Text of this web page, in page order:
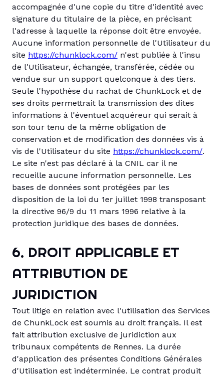
accompagnée d'une copie du titre d'identité avec
signature du titulaire de la pièce, en précisant
l'adresse à laquelle la réponse doit être envoyée.
Aucune information personnelle de l'Utilisateur du
site https://chunklock.com/ n'est publiée à l'insu
de l'Utilisateur, échangée, transférée, cédée ou
vendue sur un support quelconque à des tiers.
Seule l'hypothèse du rachat de ChunkLock et de
ses droits permettrait la transmission des dites
informations à l'éventuel acquéreur qui serait à
son tour tenu de la même obligation de
conservation et de modification des données vis à
vis de l'Utilisateur du site https://chunklock.com/.
Le site n'est pas déclaré à la CNIL car il ne
recueille aucune information personnelle. Les
bases de données sont protégées par les
disposition de la loi du 1er juillet 1998 transposant
la directive 96/9 du 11 mars 1996 relative à la
protection juridique des bases de données.
6. DROIT APPLICABLE ET
ATTRIBUTION DE
JURIDICTION
Tout litige en relation avec l'utilisation des Services
de ChunkLock est soumis au droit français. Il est
fait attribution exclusive de juridiction aux
tribunaux compétents de Rennes. La durée
d'application des présentes Conditions Générales
d'Utilisation est indéterminée. Le contrat produit